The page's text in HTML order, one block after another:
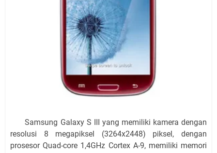
Samsung Galaxy S III yang memiliki kamera dengan
resolusi 8 megapiksel (3264x2448) piksel, dengan
prosesor Quad-core 1,4GHz Cortex A-9, memiliki memori